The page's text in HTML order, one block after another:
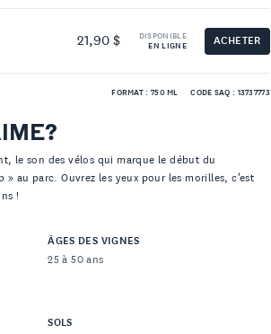
21,90 $
DISPONIBLE
EN LIGNE
ACHETER
FORMAT : 750 ML CODE SAQ : 13737773
le son des vélos qui marque le début du
au parc. Ouvrez les yeux pour les morilles, c’est
!
ÂGES DES VIGNES
25 à 50 ans
SOLS